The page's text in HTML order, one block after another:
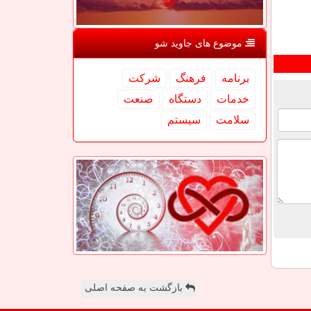
موضوع های جاوید شو
برنامه فرهنگ
شركت
خدمات
دستگاه
صنعت
سلامت
سیستم
بازگشت به صفحه اصلی